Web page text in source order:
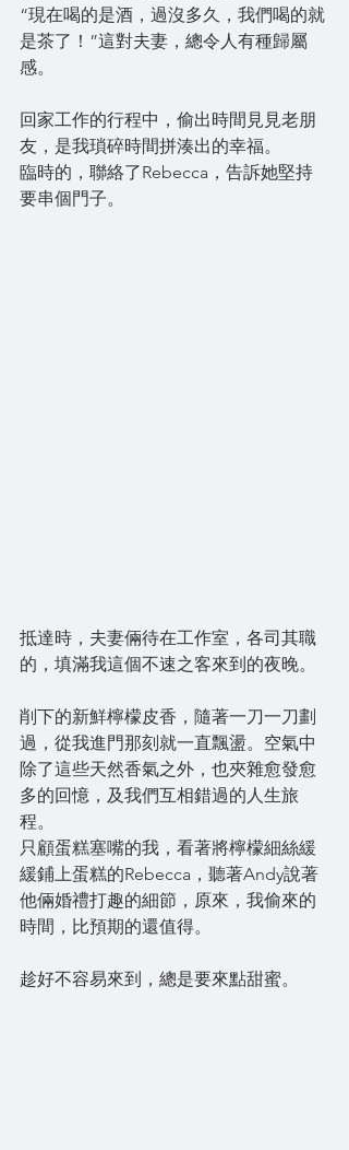
“現在喝的是酒，過沒多久，我們喝的就
是茶了！”這對夫妻，總令人有種歸屬
感。
回家工作的行程中，偷出時間見見老朋
友，是我瑣碎時間拼湊出的幸福。
臨時的，聯絡了Rebecca，告訴她堅持
要串個門子。
抵達時，夫妻倆待在工作室，各司其職
的，填滿我這個不速之客來到的夜晚。
削下的新鮮檸檬皮香，隨著一刀一刀劃
過，從我進門那刻就一直飄盪。空氣中
除了這些天然香氣之外，也夾雜愈發愈
多的回憶，及我們互相錯過的人生旅
程。
只顧蛋糕塞嘴的我，看著將檸檬細絲緩
緩鋪上蛋糕的Rebecca，聽著Andy說著
他倆婚禮打趣的細節，原來，我偷來的
時間，比預期的還值得。
趁好不容易來到，總是要來點甜蜜。